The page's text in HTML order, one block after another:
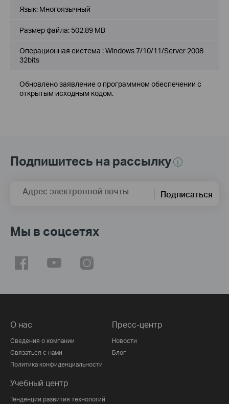
Язык: Многоязычный
Размер файла: 502.89 MB
Операционная система : Windows 7/10/11/Server 2008
32bits
Обновлено заявление о программном обеспечении с
открытым исходным кодом.
Подпишитесь на рассылку
Адрес электронной почты Подписаться
Мы в соцсетях
О нас
Сведения о компании
Связаться с нами
Политика конфиденциальности
Пресс-центр
Новости
Блог
Учебный центр
Тенденции развития технологий